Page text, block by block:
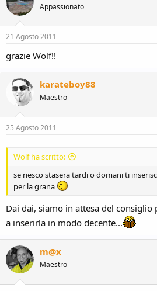
Appassionato
21 Agosto 2011
grazie Wolf!!
karateboy88
Maestro
25 Agosto 2011
Wolf ha scritto:
se riesco stasera tardi o domani ti
per la grana
Dai dai, siamo in attesa del consiglio
a inserirla in modo decente...
m@x
Maestro